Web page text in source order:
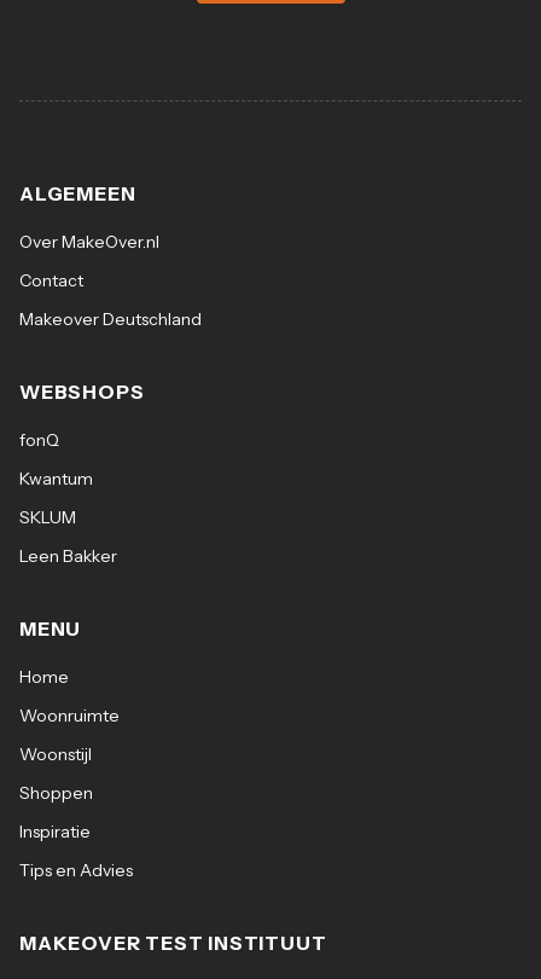
ALGEMEEN
Over MakeOver.nl
Contact
Makeover Deutschland
WEBSHOPS
fonQ
Kwantum
SKLUM
Leen Bakker
MENU
Home
Woonruimte
Woonstijl
Shoppen
Inspiratie
Tips en Advies
MAKEOVER TEST INSTITUUT